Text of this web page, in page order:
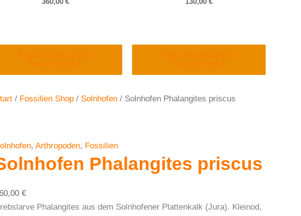
/ Fossilien Shop / Solnhofen / Solnhofen Phalangites priscus
, Arthropoden, Fossilien
Phalangites priscus
€
Phalangites aus dem Solnhofener Plattenkalk (Jura). Kleinod,